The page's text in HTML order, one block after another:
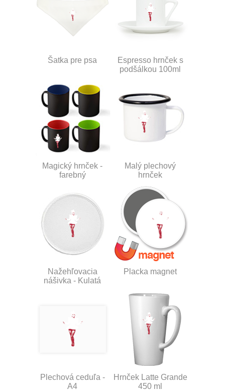
Šatka pre psa
Espresso hrnček s
podšálkou 100ml
Magický hrnček -
farebný
Malý plechový
hrnček
Nažehľovacia
nášivka - Kulatá
Placka magnet
Plechová ceduľa -
A4
Hrnček Latte Grande
450 ml